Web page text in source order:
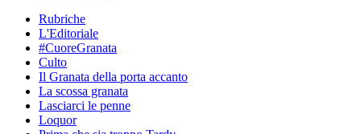
Rubriche
L'Editoriale
#CuoreGranata
Culto
Il Granata della porta accanto
La scossa granata
Lasciarci le penne
Loquor